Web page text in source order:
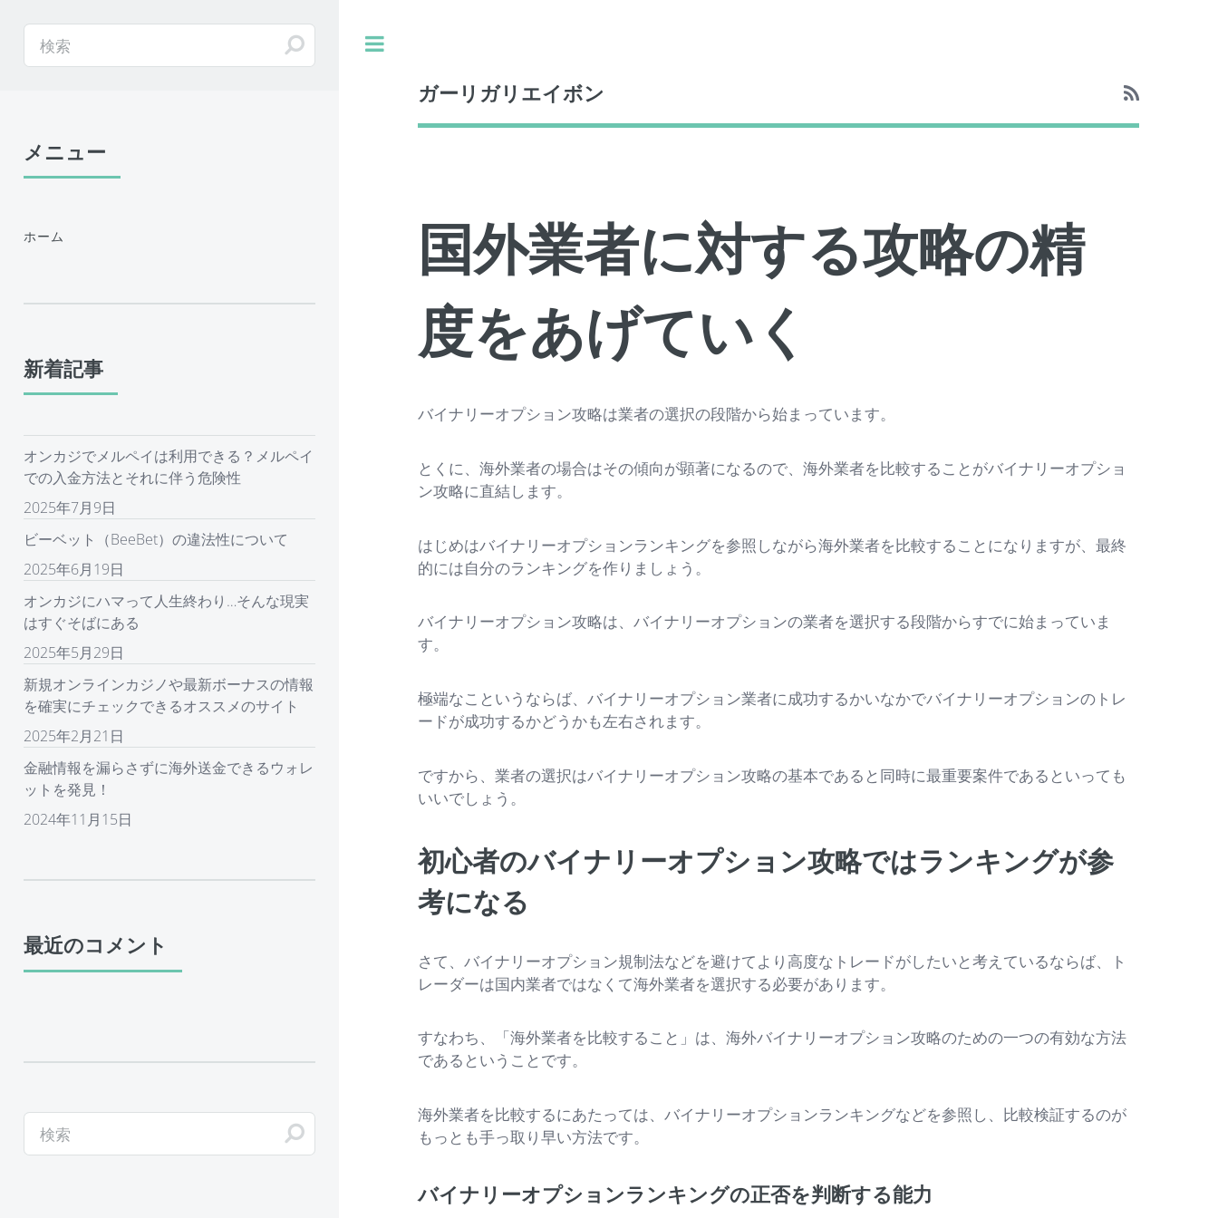
ガーリガリエイボン
国外業者に対する攻略の精
度をあげていく
バイナリーオプション攻略は業者の選択の段階から始まっています。
とくに、海外業者の場合はその傾向が顕著になるので、海外業者を比較することがバイナリーオプショ
ン攻略に直結します。
はじめはバイナリーオプションランキングを参照しながら海外業者を比較することになりますが、最終
的には自分のランキングを作りましょう。
バイナリーオプション攻略は、バイナリーオプションの業者を選択する段階からすでに始まっていま
す。
極端なこというならば、バイナリーオプション業者に成功するかいなかでバイナリーオプションのトレ
ードが成功するかどうかも左右されます。
ですから、業者の選択はバイナリーオプション攻略の基本であると同時に最重要案件であるといっても
いいでしょう。
初心者のバイナリーオプション攻略ではランキングが参
考になる
さて、バイナリーオプション規制法などを避けてより高度なトレードがしたいと考えているならば、ト
レーダーは国内業者ではなくて海外業者を選択する必要があります。
すなわち、「海外業者を比較すること」は、海外バイナリーオプション攻略のための一つの有効な方法
であるということです。
海外業者を比較するにあたっては、バイナリーオプションランキングなどを参照し、比較検証するのが
もっとも手っ取り早い方法です。
バイナリーオプションランキングの正否を判断する能力
メニュー
ホーム
新着記事
オンカジでメルペイは利用できる？メルペイ
での入金方法とそれに伴う危険性
2025年7月9日
ビーベット（BeeBet）の違法性について
2025年6月19日
オンカジにハマって人生終わり…そんな現実
はすぐそばにある
2025年5月29日
新規オンラインカジノや最新ボーナスの情報
を確実にチェックできるオススメのサイト
2025年2月21日
金融情報を漏らさずに海外送金できるウォレ
ットを発見！
2024年11月15日
最近のコメント